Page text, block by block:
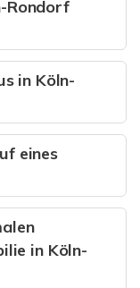
Rondorf
in Köln-
eines
in Köln-